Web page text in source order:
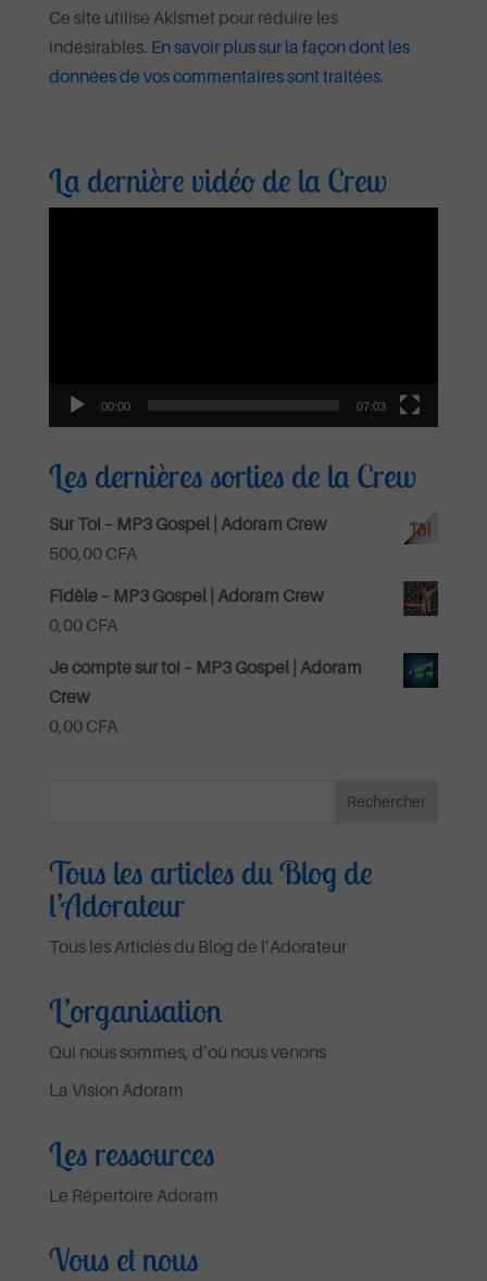
Ce site utilise Akismet pour réduire les
indésirables. En savoir plus sur la façon dont les
données de vos commentaires sont traitées.
La dernière vidéo de la Crew
00:00 07:03
Les dernières sorties de la Crew
Sur Toi – MP3 Gospel | Adoram Crew
500,00 CFA
Fidèle – MP3 Gospel | Adoram Crew
0,00 CFA
Je compte sur toi – MP3 Gospel | Adoram
Crew
0,00 CFA
Tous les articles du Blog de
l’Adorateur
Tous les Articles du Blog de l’Adorateur
L’organisation
Qui nous sommes, d’où nous venons
La Vision Adoram
Les ressources
Le Répertoire Adoram
Vous et nous